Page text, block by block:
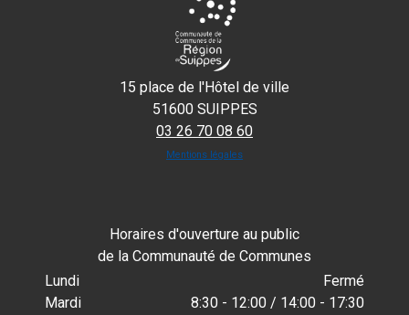
15 place de l'Hôtel de ville
51600 SUIPPES
03 26 70 08 60
Mentions légales
Horaires d'ouverture au public
de la Communauté de Communes
Lundi
Fermé
Mardi
8:30 - 12:00 / 14:00 - 17:30